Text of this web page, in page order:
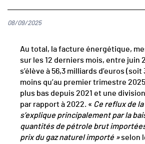
08/09/2025
Au total, la facture énergétique,
sur les 12 derniers mois, entre juin
s’élève à 56,3 milliards d’euros
moins qu’au premier trimestre
plus bas depuis 2021 et une
par rapport à 2022. « Ce reflux de
s’explique principalement par la
quantités de pétrole brut
prix du gaz naturel importé »selon